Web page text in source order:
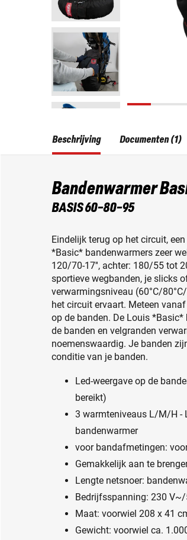
Beschrijving
Bandenwarmer
BASIS 60-80-95
Eindelijk terug op het circuit,
*Basic* bandenwarmers zeer
120/70-17'', achter: 180/55 tot
sportieve wegbanden, je slicks
verwarmingsniveau (60°C/
het circuit ervaart. Meteen
op de banden. De Louis
de banden en velgranden
noemenswaardig. Je banden
conditie van je banden.
Led-weergave op de
bereikt)
3 warmteniveaus L/M/H -
bandenwarmer
voor bandafmetingen:
Gemakkelijk aan te
Lengte netsnoer:
Bedrijfsspanning: 230
Maat: voorwiel 208 x 41
Gewicht: voorwiel ca.
Documenten (1)